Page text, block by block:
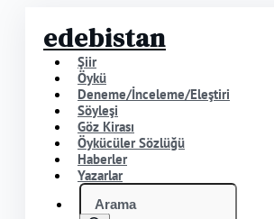
edebistan
Şiir
Öykü
Deneme/İnceleme/Eleştiri
Söyleşi
Göz Kirası
Öykücüler Sözlüğü
Haberler
Yazarlar